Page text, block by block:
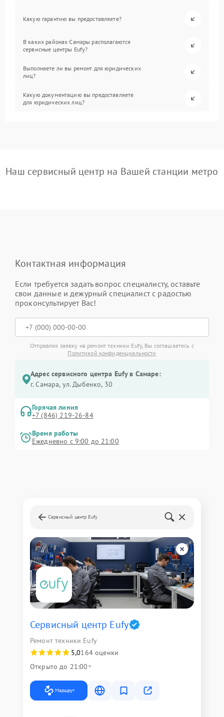
Какую гарантию вы предоставляете?
В каких районах Самары располагаются
сервисные центры Eufy?
Выполняете ли вы ремонт для юридических
лиц?
Какую документацию вы предоставляете
для юридических лиц?
Наш сервисный центр на Вашей станции метро
Контактная информация
Если требуется задать вопрос специалисту, оставьте
свои данные и дежурный специалист с радостью
проконсультирует Вас!
Отправляя заявку на ремонт техники Eufy, Вы соглашаетесь с
Политикой конфиденциальности
Адрес сервисного центра Eufy в Самаре:
г. Самара, ул. Дыбенко, 30
Горячая линия
+7 (846) 219-26-84
Время работы
Ежедневно с 9:00 до 21:00
Сервисный центр Eufy
Сервисный центр Eufy
Ремонт техники Eufy
5,0164 оценки
Открыто до 21:00
Маршрут